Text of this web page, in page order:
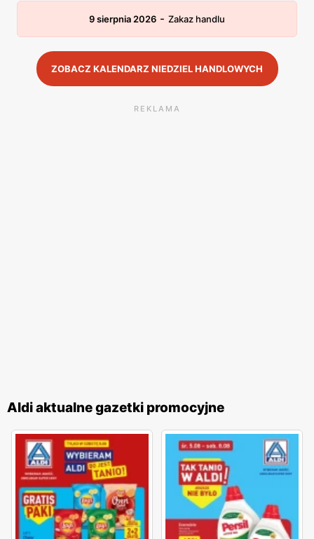
9 sierpnia 2026 - Zakaz handlu
ZOBACZ KALENDARZ NIEDZIEL HANDLOWYCH
REKLAMA
Aldi aktualne gazetki promocyjne